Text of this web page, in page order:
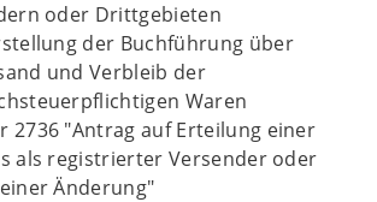
oder Drittgebieten
der Buchführung über
und Verbleib der
Waren
2736 "Antrag auf Erteilung einer
als registrierter Versender oder
Änderung"